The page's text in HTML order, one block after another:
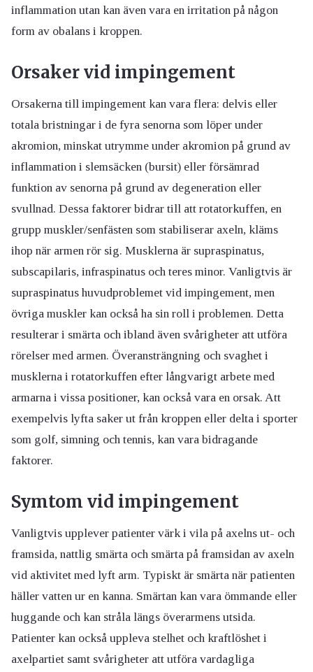
inflammation utan kan även vara en irritation på någon
form av obalans i kroppen.
Orsaker vid impingement
Orsakerna till impingement kan vara flera: delvis eller
totala bristningar i de fyra senorna som löper under
akromion, minskat utrymme under akromion på grund av
inflammation i slemsäcken (bursit) eller försämrad
funktion av senorna på grund av degeneration eller
svullnad. Dessa faktorer bidrar till att rotatorkuffen, en
grupp muskler/senfästen som stabiliserar axeln, kläms
ihop när armen rör sig. Musklerna är supraspinatus,
subscapilaris, infraspinatus och teres minor. Vanligtvis är
supraspinatus huvudproblemet vid impingement, men
övriga muskler kan också ha sin roll i problemen. Detta
resulterar i smärta och ibland även svårigheter att utföra
rörelser med armen. Överansträngning och svaghet i
musklerna i rotatorkuffen efter långvarigt arbete med
armarna i vissa positioner, kan också vara en orsak. Att
exempelvis lyfta saker ut från kroppen eller delta i sporter
som golf, simning och tennis, kan vara bidragande
faktorer.
Symtom vid impingement
Vanligtvis upplever patienter värk i vila på axelns ut- och
framsida, nattlig smärta och smärta på framsidan av axeln
vid aktivitet med lyft arm. Typiskt är smärta när patienten
häller vatten ur en kanna. Smärtan kan vara ömmande eller
huggande och kan stråla längs överarmens utsida.
Patienter kan också uppleva stelhet och kraftlöshet i
axelpartiet samt svårigheter att utföra vardagliga